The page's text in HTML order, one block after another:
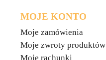
MOJE KONTO
Moje zamówienia
Moje zwroty produktów
Moje rachunki